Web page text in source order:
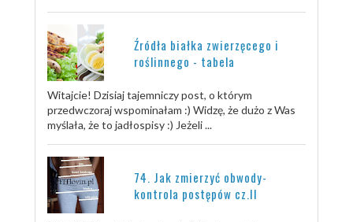
Źródła białka zwierzęcego i
roślinnego - tabela
Witajcie! Dzisiaj tajemniczy post, o którym
przedwczoraj wspominałam :) Widzę, że dużo z Was
myślała, że to jadłospisy :) Jeżeli ...
74. Jak zmierzyć obwody-
kontrola postępów cz.II